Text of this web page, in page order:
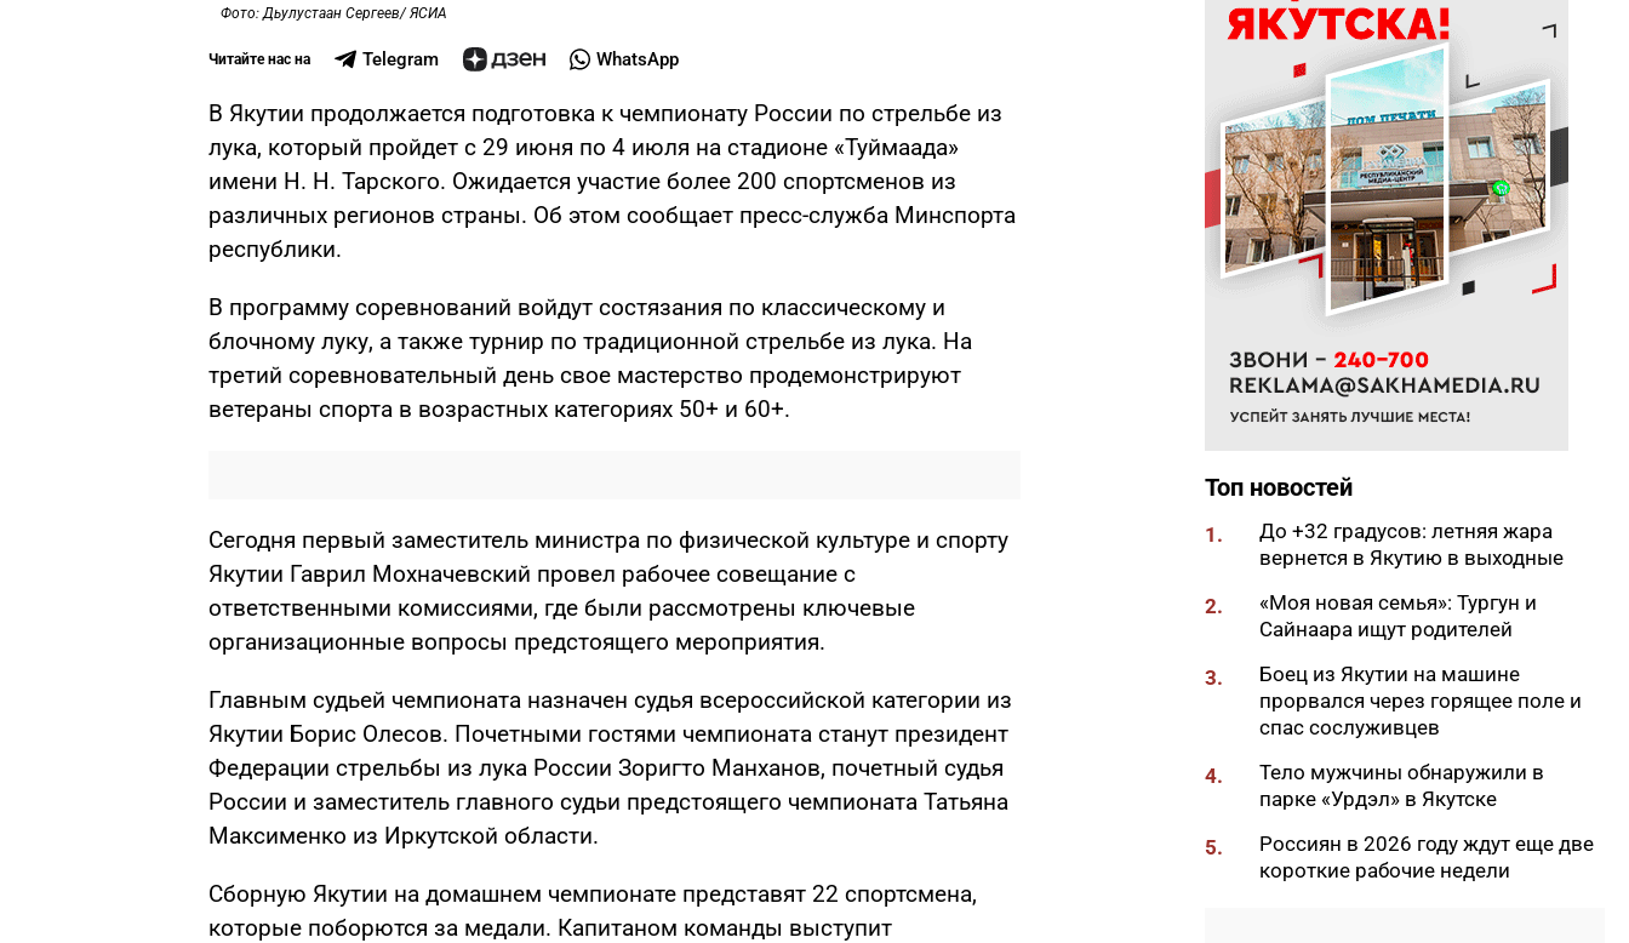
Фото: Дьулустаан Сергеев/ ЯСИА
Читайте нас на Telegram WhatsApp
В Якутии продолжается подготовка к чемпионату России по стрельбе из
лука, который пройдет с 29 июня по 4 июля на стадионе «Туймаада»
имени Н. Н. Тарского. Ожидается участие более 200 спортсменов из
различных регионов страны. Об этом сообщает пресс-служба Минспорта
республики.
В программу соревнований войдут состязания по классическому и
блочному луку, а также турнир по традиционной стрельбе из лука. На
третий соревновательный день свое мастерство продемонстрируют
ветераны спорта в возрастных категориях 50+ и 60+.
Сегодня первый заместитель министра по физической культуре и спорту
Якутии Гаврил Мохначевский провел рабочее совещание с
ответственными комиссиями, где были рассмотрены ключевые
организационные вопросы предстоящего мероприятия.
Главным судьей чемпионата назначен судья всероссийской категории из
Якутии Борис Олесов. Почетными гостями чемпионата станут президент
Федерации стрельбы из лука России Зоригто Манханов, почетный судья
России и заместитель главного судьи предстоящего чемпионата Татьяна
Максименко из Иркутской области.
Сборную Якутии на домашнем чемпионате представят 22 спортсмена,
которые поборются за медали. Капитаном команды выступит
15:29
К Земле приближается
потенциально опасный
астероид
14:41
В трех районах Якутии
прогнозируют сильные дожди
13:32
В Якутии за сутки потушили
десять лесных пожаров
12:52
Гороскоп на неделю с 10 по 16
августа 2026 года
якутян с Всероссийским днем
физкультурника
11:50
Образование сквозь года: как
полпути
11:35
Российские школьники будут
учиться по новой программе
11:15
Автодорогу «Анабар» в Якутии
перекрыли из-за лесного
пожара
10:56
Новая платформа ЕР поможет
ветеранам СВО найти работу
10:22
В Усть-Майском районе
ликвидировали лесной пожар
на 13 гектарах
10:01
Якутяне рассказали, что
считают главным подарком в
Топ новостей
1.
До +32 градусов: летняя жара
вернется в Якутию в выходные
2.
«Моя новая семья»: Тургун и
Сайнаара ищут родителей
3.
Боец из Якутии на машине
прорвался через горящее поле и
спас сослуживцев
4.
Тело мужчины обнаружили в
парке «Урдэл» в Якутске
5.
Россиян в 2026 году ждут еще две
короткие рабочие недели